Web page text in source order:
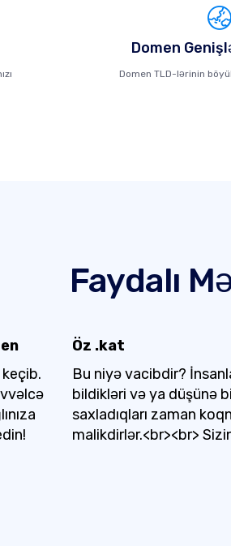
Domen
Domen TLD-lərinin
Faydalı
Öz .kat
Bu niyə vacibdir?
bildikləri və ya düşünə
saxladıqları zaman
malikdirlər.<br><br>